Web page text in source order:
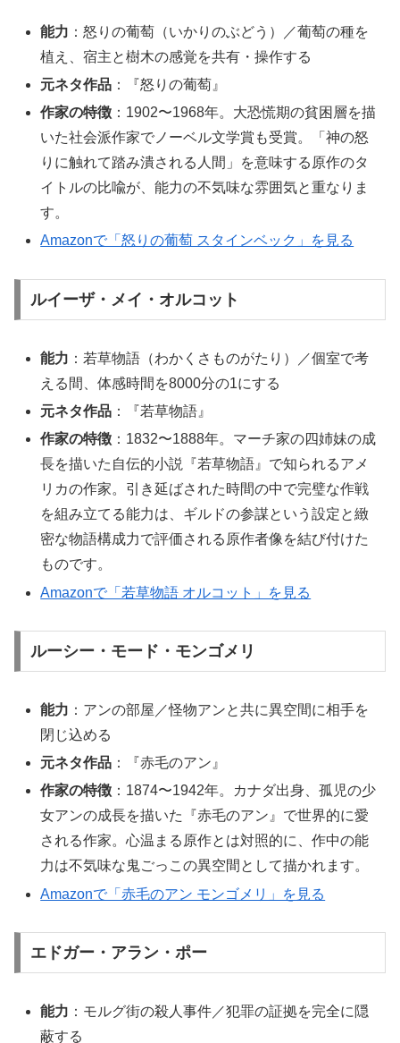
能力 ：怒りの葡萄（いかりのぶどう）／葡萄の種を
植え、宿主と樹木の感覚を共有・操作する
元ネタ作品 ：『怒りの葡萄』
作家の特徴 ：1902〜1968年。大恐慌期の貧困層を描
いた社会派作家でノーベル文学賞も受賞。「神の怒
りに触れて踏み潰される人間」を意味する原作のタ
イトルの比喩が、能力の不気味な雰囲気と重なりま
す。
Amazonで「怒りの葡萄 スタインベック」を見る
ルイーザ・メイ・オルコット
能力 ：若草物語（わかくさものがたり）／個室で考
える間、体感時間を8000分の1にする
元ネタ作品 ：『若草物語』
作家の特徴 ：1832〜1888年。マーチ家の四姉妹の成
長を描いた自伝的小説『若草物語』で知られるアメ
リカの作家。引き延ばされた時間の中で完璧な作戦
を組み立てる能力は、ギルドの参謀という設定と緻
密な物語構成力で評価される原作者像を結び付けた
ものです。
Amazonで「若草物語 オルコット」を見る
ルーシー・モード・モンゴメリ
能力 ：アンの部屋／怪物アンと共に異空間に相手を
閉じ込める
元ネタ作品 ：『赤毛のアン』
作家の特徴 ：1874〜1942年。カナダ出身、孤児の少
女アンの成長を描いた『赤毛のアン』で世界的に愛
される作家。心温まる原作とは対照的に、作中の能
力は不気味な鬼ごっこの異空間として描かれます。
Amazonで「赤毛のアン モンゴメリ」を見る
エドガー・アラン・ポー
能力 ：モルグ街の殺人事件／犯罪の証拠を完全に隠
蔽する